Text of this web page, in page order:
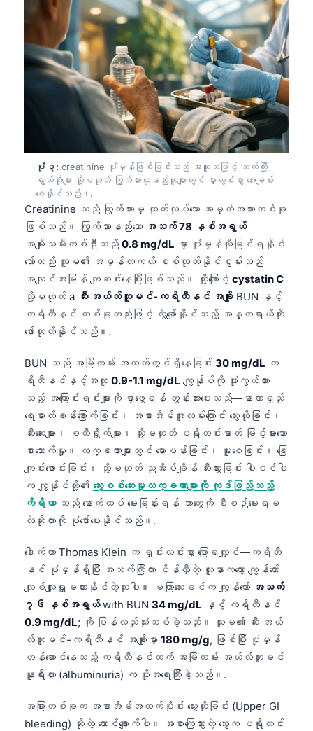
ပုံ ၃: creatinine ပုံမှန်ဖြစ်ခြင်းသည် အထူးသဖြင့် သက်ကြီး
ရွယ်အိုများ သို့မဟုတ် ကြွက်သားထုနည်းသူများတွင် မှားယွင်းစွာ အေးချမ်း
စေနိုင်သည်။.
Creatinine သည် ကြွက်သားမှ ထုတ်လုပ်သော အမှတ်အသားတစ်ခု
ဖြစ်သည်။ ကြွက်သားနည်းသော အသက် 78 နှစ်အရွယ်
အမျိုးသမီးတစ်ဦးသည် 0.8 mg/dL မှာ ပုံမှန်လိုမြင်ရနိုင်
သော်လည်း သူမ၏ အမှန်တကယ် စစ်ထုတ်နိုင်စွမ်းသည်
အလျင်အမြန် ကျဆင်းနေပြီးဖြစ်သည်။ ထို့ကြောင့် cystatin C
သို့မဟုတ် a ဆီး အယ်လ်ဘူမင်-ကရိတီနင် အချိုး BUN နှင့်
ကရိတီနင် တစ်ခုတည်းဖြင့် လွဲချော်နိုင်သည့် အန္တရာယ်ကို
ဖော်ထုတ်နိုင်သည်။.
BUN သည် အမြဲတမ်း အထက်တွင်ရှိနေခြင်း 30 mg/dL က
ရိတီနင်နှင့်အတူ 0.9-1.1 mg/dL ကျွန်ုပ်ကို ဖုံးကွယ်ထား
သည့် အကြောင်းရင်းများကို ရှာဖွေရန် တွန်းအားပေးသည်—နာတာရှည်
ရေဓာတ်ခန်းခြောက်ခြင်း၊ အစာအိမ်အူလမ်းကြောင်း သွေးယိုခြင်း၊
ဆီးဆေးများ၊ စတီရွိုက်များ၊ သို့မဟုတ် ပရိုတင်းဓာတ် မြင့်မားသော
စားသောက်မှု။ လက္ခဏာများတွင် မောပန်းခြင်း၊ မူးဝေခြင်း၊ ခြေ
ကျင်းဖောင်းခြင်း၊ သို့မဟုတ် ညအိပ်ချိန် ဆီးသွားခြင်း ပါဝင်ပါ
က ကျွန်ုပ်တို့၏ သွေးစစ်ဆေးမှုလက္ခဏာများကို ကုဒ်ဖြည်သည့်
ကိရိယာသည် နောက်ထပ် မေးမြန်းရန် ဘာတွေကို စီစဉ်မေးရမ
လဲဆိုတာကို ပုံဖော်ပေးနိုင်သည်။.
ဒေါက်တာ Thomas Klein က ရှင်းလင်းစွာ ပြောရလျှင်—ကရိတီ
နင် ပုံမှန်ရှိပြီး အသက်ကြီးကာ ပိန်လှီတဲ့ လူနာကတော့ ကျွန်တော်
လျစ်လျူရှုမထားနိုင်တဲ့သူပါ။ မကြာသေးခင်က ကျွန်တော် အသက်
၇၆ နှစ်အရွယ်with BUN 34 mg/dL နှင့် ကရိတီနင်
0.9 mg/dL; ကို ပြန်လည်သုံးသပ်ခဲ့သည်။ သူမ၏ ဆီး အယ်
လ်ဘူမင်-ကရိတီနင် အချိုးမှာ 180 mg/g, ဖြစ်ပြီး ပုံမှန်
ဟန်ဆောင်နေသည့် ကရိတီနင်ထက် အမြဲတမ်း အယ်လ်ဘူမင်
နူရီးယား (albuminuria) က ပိုအရေးကြီးခဲ့သည်။.
အခြားတစ်ခုက အစာအိမ်အထက်ပိုင်း သွေးယိုခြင်း (Upper GI
bleeding) ဆိုတဲ့ ထောင်ချောက်ပါ။ အစာကြေသွားတဲ့ သွေးက ပရိုတင်း